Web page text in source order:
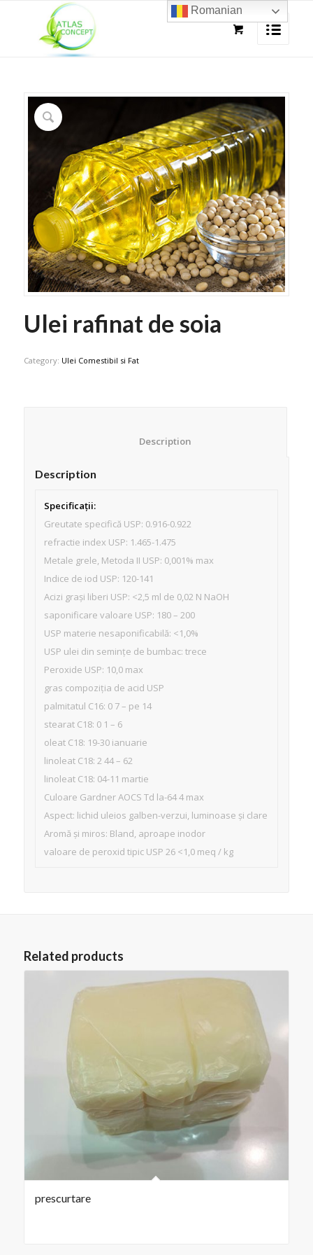
Ulei rafinat de soia
Category: Ulei Comestibil si Fat
Description
Specificații:
Greutate specifică USP: 0.916-0.922
refractie index USP: 1.465-1.475
Metale grele, Metoda II USP: 0,001% max
Indice de iod USP: 120-141
Acizi grași liberi USP: <2,5 ml de 0,02 N NaOH
saponificare valoare USP: 180 – 200
USP materie nesaponificabilă: <1,0%
USP ulei din semințe de bumbac: trece
Peroxide USP: 10,0 max
gras compoziția de acid USP
palmitatul C16: 0 7 – pe 14
stearat C18: 0 1 – 6
oleat C18: 19-30 ianuarie
linoleat C18: 2 44 – 62
linoleat C18: 04-11 martie
Culoare Gardner AOCS Td la-64 4 max
Aspect: lichid uleios galben-verzui, luminoase și clare
Aromă și miros: Bland, aproape inodor
valoare de peroxid tipic USP 26 <1,0 meq / kg
Related products
prescurtare
Romanian